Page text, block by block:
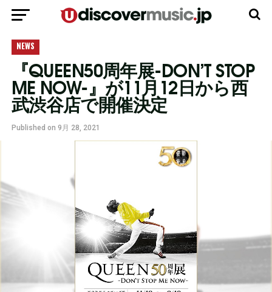
NEWS
『QUEEN50周年展-DON’T STOP
ME NOW-』が11⽉12⽇から⻄
武渋⾕店で開催決定
Published on 9月 28, 2021
モバイルバージョンに移動